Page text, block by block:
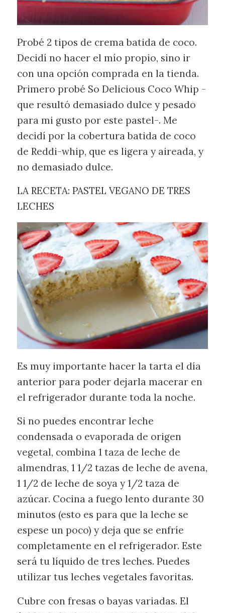
Probé 2 tipos de crema batida de coco.
Decidí no hacer el mío propio, sino ir
con una opción comprada en la tienda.
Primero probé So Delicious Coco Whip -
que resultó demasiado dulce y pesado
para mi gusto por este pastel-. Me
decidí por la cobertura batida de coco
de Reddi-whip, que es ligera y aireada, y
no demasiado dulce.
LA RECETA: PASTEL VEGANO DE TRES
LECHES
Es muy importante hacer la tarta el día
anterior para poder dejarla macerar en
el refrigerador durante toda la noche.
Si no puedes encontrar leche
condensada o evaporada de origen
vegetal, combina 1 taza de leche de
almendras, 1 1/2 tazas de leche de avena,
1 1/2 de leche de soya y 1/2 taza de
azúcar. Cocina a fuego lento durante 30
minutos (esto es para que la leche se
espese un poco) y deja que se enfríe
completamente en el refrigerador. Este
será tu líquido de tres leches. Puedes
utilizar tus leches vegetales favoritas.
Cubre con fresas o bayas variadas. El